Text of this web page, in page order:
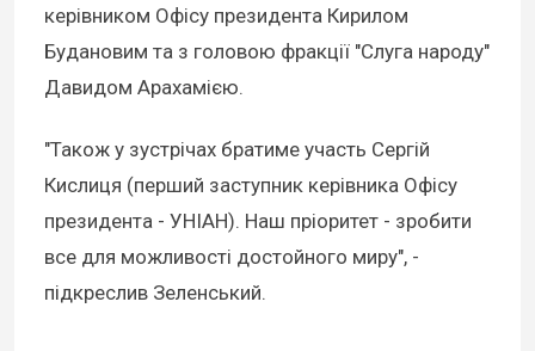
керівником Офісу президента Кирилом
Будановим та з головою фракції "Слуга народу"
Давидом Арахамією.
"Також у зустрічах братиме участь Сергій
Кислиця (перший заступник керівника Офісу
президента - УНІАН). Наш пріоритет - зробити
все для можливості достойного миру", -
підкреслив Зеленський.